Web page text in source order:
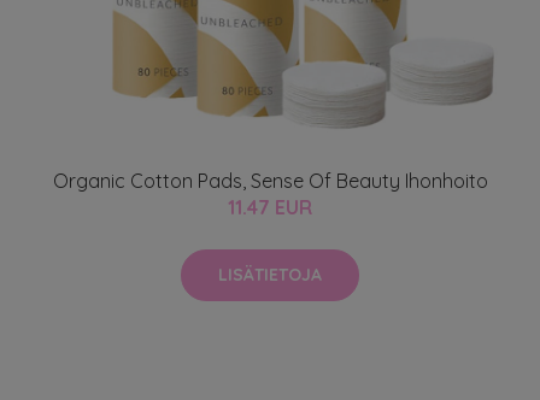
Organic Cotton Pads, Sense Of Beauty Ihonhoito
11.47 EUR
LISÄTIETOJA